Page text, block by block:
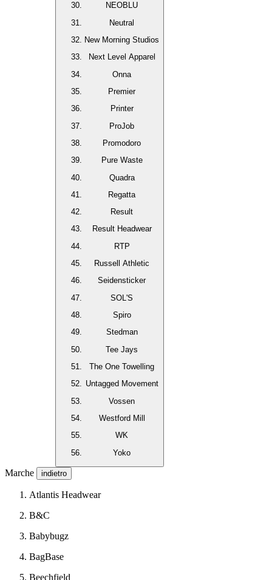
NEOBLU
Neutral
New Morning Studios
Next Level Apparel
Onna
Premier
Printer
ProJob
Promodoro
Pure Waste
Quadra
Regatta
Result
Result Headwear
RTP
Russell Athletic
Seidensticker
SOL'S
Spiro
Stedman
Tee Jays
The One Towelling
Untagged Movement
Vossen
Westford Mill
WK
Yoko
Marche indietro
Atlantis Headwear
B&C
Babybugz
BagBase
Beechfield